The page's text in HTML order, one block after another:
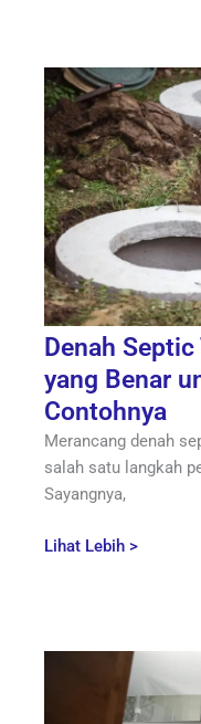
Denah
yang Benar
Contohnya
Merancang denah
salah satu langkah
Sayangnya,
Lihat Lebih >